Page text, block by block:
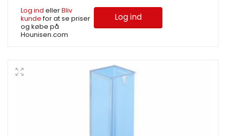
Log ind ellerBliv
kundefor at se priser
og købe på
Hounisen.com
Log ind